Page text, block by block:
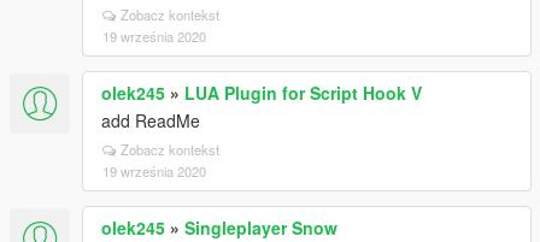
Zobacz kontekst
19 września 2020
olek245 » LUA Plugin for Script Hook V
add ReadMe
Zobacz kontekst
19 września 2020
olek245 » Singleplayer Snow